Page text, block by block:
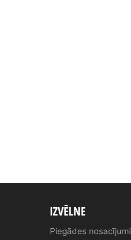
IZVĒLNE
Piegādes nosacījumi